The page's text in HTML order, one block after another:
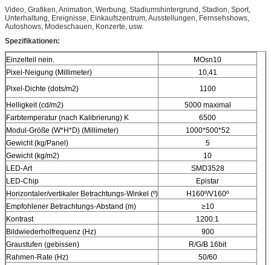
Video, Grafiken, Animation, Werbung, Stadiumshintergrund, Stadion, Sport,
Unterhaltung, Ereignisse, Einkaufszentrum, Ausstellungen, Fernsehshows,
Autoshows, Modeschauen, Konzerte, usw.
Spezifikationen:
Einzelteil nein.
MOsn10
Pixel-Neigung (Millimeter)
10,41
Pixel-Dichte (dots/m2)
1100
Helligkeit (cd/m2)
5000 maximal
Farbtemperatur (nach Kalibrierung) K
6500
Modul-Größe (W*H*D) (Millimeter)
1000*500*52
Gewicht (kg/Panel)
5
Gewicht (kg/m2)
10
LED-Art
SMD3528
LED-Chip
Epistar
Horizontaler/vertikaler Betrachtungs-Winkel (º)
H160º/V160º
Empfohlener Betrachtungs-Abstand (m)
≥10
Kontrast
1200:1
Bildwiederholfrequenz (Hz)
900
Graustufen (gebissen)
R/G/B 16bit
Rahmen-Rate (Hz)
50/60